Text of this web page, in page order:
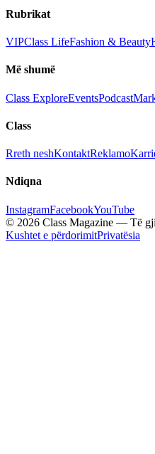
Rubrikat
VIPClass LifeFashion & Beauty
Më shumë
Class ExploreEventsPodcast
Class
Rreth neshKontaktReklamo
Ndiqna
InstagramFacebookYouTube
© 2026 Class Magazine — Të
Kushtet e përdorimitPrivatësia